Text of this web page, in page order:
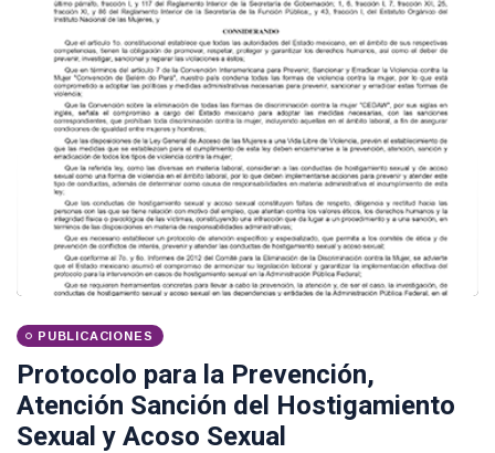
PUBLICACIONES
Protocolo para la Prevención,
Atención Sanción del Hostigamiento
Sexual y Acoso Sexual